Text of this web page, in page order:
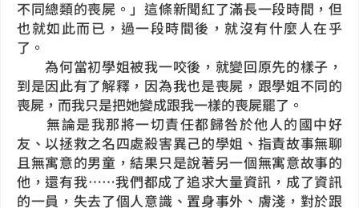
不同總類的喪屍。」這條新聞紅了滿長一段時間，但
也就如此而已，過一段時間後，就沒有什麼人在乎
了。
為何當初學姐被我一咬後，就變回原先的樣子，
到是因此有了解釋，因為我也是喪屍，跟學姐不同的
喪屍，而我只是把她變成跟我一樣的喪屍罷了。
無論是我那將一切責任都歸咎於他人的國中好
友、以拯救之名四處殺害異己的學姐、指責故事無聊
且無寓意的男童，結果只是說著另一個無寓意故事的
他，還有我……我們都成了追求大量資訊，成了資訊
的一員，失去了個人意識、置身事外、膚淺，對於跟